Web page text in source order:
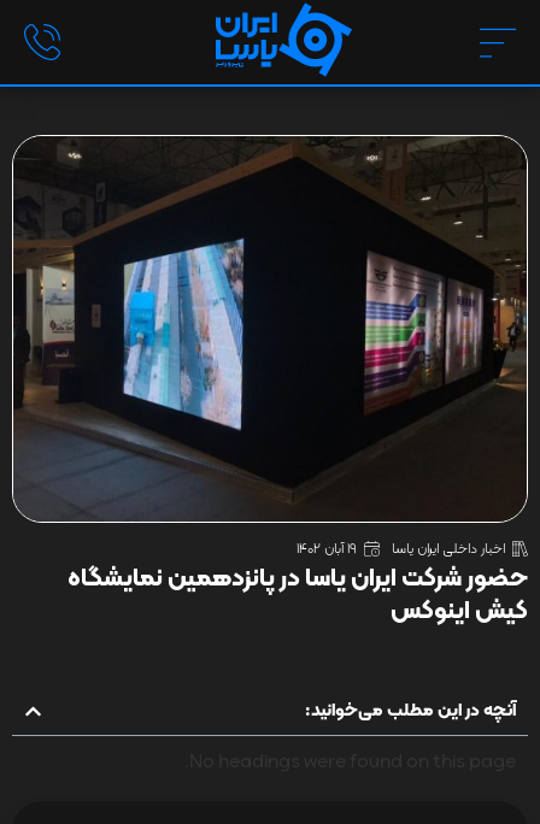
اخبار داخلی ایران یاسا 19 آبان 1402
حضور شرکت ایران یاسا در پانزدهمین نمایشگاه
کیش اینوکس
آنچه در این مطلب می‌خوانید: